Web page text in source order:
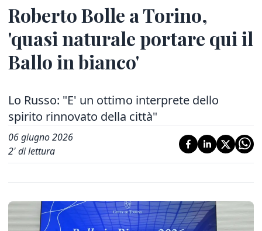
Roberto Bolle a Torino,
'quasi naturale portare qui il
Ballo in bianco'
Lo Russo: "E' un ottimo interprete dello
spirito rinnovato della città"
06 giugno 2026
2' di lettura